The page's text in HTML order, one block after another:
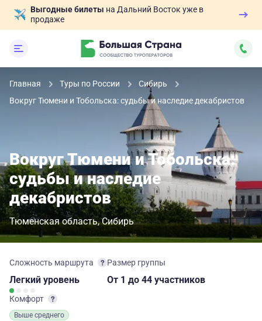
Выгодные билеты на Дальний Восток уже в
продаже
Главная Туры по России
Сибирь
Вокруг Тюмени и Тобольска: судьбы и наследие декабристов
Вокруг Тюмени и Тобольска:
судьбы и наследие
декабристов
Тюменская область Сибирь
Сложность маршрута
Легкий уровень
Комфорт
Выше среднего
Размер группы
От 1 до 44 участников